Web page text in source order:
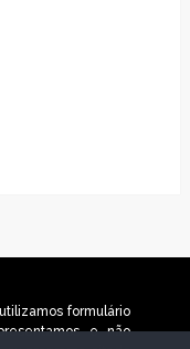
formulário
e não